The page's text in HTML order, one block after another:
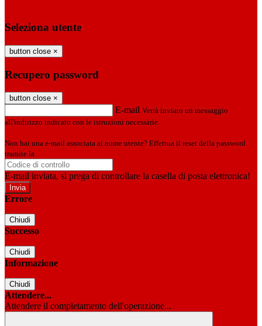
Seleziona utente
button close ×
Recupero password
button close ×
E-mail Verrà inviato un messaggio
all'indirizzo indicato con le istruzioni necessarie.
Non hai una e-mail associata al nome utente? Effettua il reset della password
tramite la
E-mail inviata, si prega di controllare la casella di posta elettronica!
Errore
Chiudi
Successo
Chiudi
Informazione
Chiudi
Attendere...
Attendere il completamento dell'operazione...